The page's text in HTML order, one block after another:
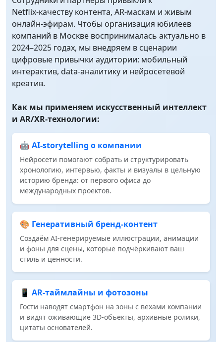
Netflix‑качеству контента, AR‑маскам и живым
онлайн‑эфирам. Чтобы организация юбилеев
компаний в Москве воспринималась актуально в
2024–2025 годах, мы внедряем в сценарии
цифровые привычки аудитории: мобильный
интерактив, data‑аналитику и нейросетевой
креатив.
Как мы применяем искусственный интеллект
и AR/XR‑технологии:
🤖 AI‑storytelling о компании
Нейросети помогают собрать и структурировать
хронологию, интервью, факты и визуалы в цельную
историю бренда: от первого офиса до
международных проектов.
🎨 Генеративный бренд‑контент
Создаём AI‑генерируемые иллюстрации, анимации
и фоны для сцены, которые подчёркивают ваш
стиль и ценности.
📱 AR‑таймлайны и фотозоны
Гости наводят смартфон на зоны с вехами компании
и видят оживающие 3D‑объекты, архивные ролики,
цитаты основателей.